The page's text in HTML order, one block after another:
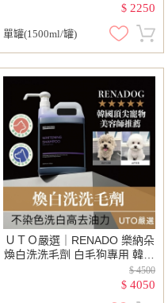
$ 2250
單罐(1500ml/罐)
ＵＴＯ嚴選｜RENADO 樂納朵
煥白洗洗毛劑 白毛狗專用 韓國
進口 韓國頂尖寵物美容師首選
$ 4500
$ 4050